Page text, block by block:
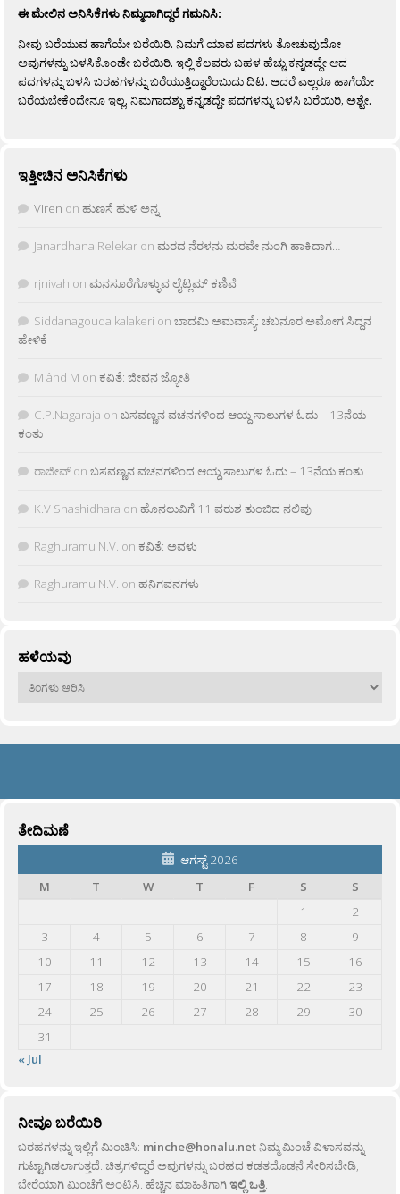
ಈ ಮೇಲಿನ ಅನಿಸಿಕೆಗಳು ನಿಮ್ಮದಾಗಿದ್ದರೆ ಗಮನಿಸಿ:
ನೀವು ಬರೆಯುವ ಹಾಗೆಯೇ ಬರೆಯಿರಿ. ನಿಮಗೆ ಯಾವ ಪದಗಳು ತೋಚುವುದೋ
ಅವುಗಳನ್ನು ಬಳಸಿಕೊಂಡೇ ಬರೆಯಿರಿ. ಇಲ್ಲಿ ಕೆಲವರು ಬಹಳ ಹೆಚ್ಚು ಕನ್ನಡದ್ದೇ ಆದ
ಪದಗಳನ್ನು ಬಳಸಿ ಬರಹಗಳನ್ನು ಬರೆಯುತ್ತಿದ್ದಾರೆಂಬುದು ದಿಟ. ಆದರೆ ಎಲ್ಲರೂ ಹಾಗೆಯೇ
ಬರೆಯಬೇಕೆಂದೇನೂ ಇಲ್ಲ. ನಿಮಗಾದಶ್ಟು ಕನ್ನಡದ್ದೇ ಪದಗಳನ್ನು ಬಳಸಿ ಬರೆಯಿರಿ, ಅಶ್ಟೇ.
ಇತ್ತೀಚಿನ ಅನಿಸಿಕೆಗಳು
Viren on ಹುಣಸೆ ಹುಳಿ ಅನ್ನ
Janardhana Relekar on ಮರದ ನೆರಳನು ಮರವೇ ನುಂಗಿ ಹಾಕಿದಾಗ…
rjnivah on ಮನಸೂರೆಗೊಳ್ಳುವ ಲೈಟ್ಲಮ್ ಕಣಿವೆ
Siddanagouda kalakeri on ಬಾದಮಿ ಅಮವಾಸ್ಯೆ: ಚಬನೂರ ಅಮೋಗ ಸಿದ್ದನ
ಹೇಳಿಕೆ
M âñd M on ಕವಿತೆ: ಜೀವನ ಜ್ಯೋತಿ
C.P.Nagaraja on ಬಸವಣ್ಣನ ವಚನಗಳಿಂದ ಆಯ್ದ ಸಾಲುಗಳ ಓದು – 13ನೆಯ
ಕಂತು
ರಾಜೀವ್ on ಬಸವಣ್ಣನ ವಚನಗಳಿಂದ ಆಯ್ದ ಸಾಲುಗಳ ಓದು – 13ನೆಯ ಕಂತು
K.V Shashidhara on ಹೊನಲುವಿಗೆ 11 ವರುಶ ತುಂಬಿದ ನಲಿವು
Raghuramu N.V. on ಕವಿತೆ: ಅವಳು
Raghuramu N.V. on ಹನಿಗವನಗಳು
ಹಳೆಯವು
ಹಳೆಯವು
ತೇದಿಮಣೆ
ಆಗಸ್ಟ್ 2026
M
T W T F S
S
1
2
3
4 5 6 7 8
9
10
11 12 13 14 15
16
17
18 19 20 21 22
23
24
25 26 27 28 29
30
31
« Jul
ನೀವೂ ಬರೆಯಿರಿ
ಬರಹಗಳನ್ನು ಇಲ್ಲಿಗೆ ಮಿಂಚಿಸಿ: minche@honalu.netನಿಮ್ಮ ಮಿಂಚೆ ವಿಳಾಸವನ್ನು
ಗುಟ್ಟಾಗಿಡಲಾಗುತ್ತದೆ. ಚಿತ್ರಗಳಿದ್ದರೆ ಅವುಗಳನ್ನು ಬರಹದ ಕಡತದೊಡನೆ ಸೇರಿಸಬೇಡಿ,
ಬೇರೆಯಾಗಿ ಮಿಂಚೆಗೆ ಅಂಟಿಸಿ. ಹೆಚ್ಚಿನ ಮಾಹಿತಿಗಾಗಿಇಲ್ಲಿ ಒತ್ತಿ.